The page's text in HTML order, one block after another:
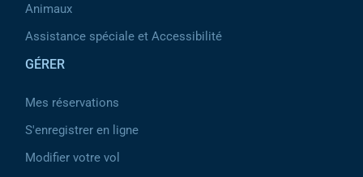
Animaux
Assistance spéciale et Accessibilité
GÉRER
Mes réservations
S'enregistrer en ligne
Modifier votre vol